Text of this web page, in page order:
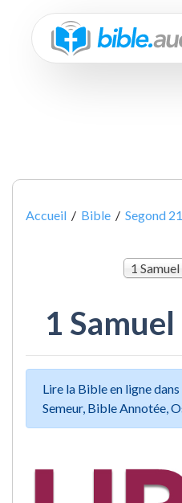
Accueil / Bible / Segond 21
1 Samuel
1
Lire la Bible en ligne
Semeur, Bible Annotée,